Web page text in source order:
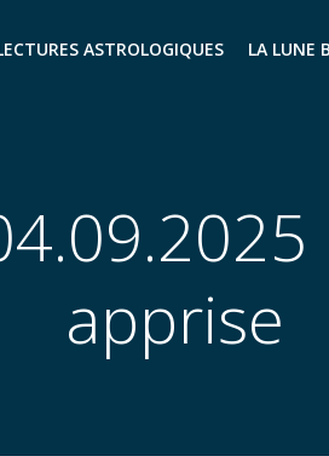
ASTROLOGIQUES LA LUNE
apprise